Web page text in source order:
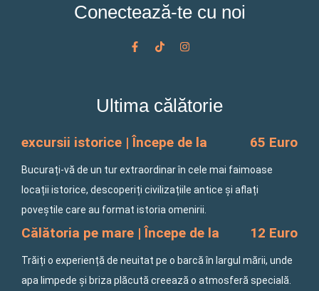
Conectează-te cu noi
F
a
o
k
f
T
i
I
n
r
a
Ultima călătorie
excursii istorice | Începe de la 65 Euro
Bucurați-vă de un tur extraordinar în cele mai faimoase
locații istorice, descoperiți civilizațiile antice și aflați
poveștile care au format istoria omenirii.
Călătoria pe mare | Începe de la 12 Euro
Trăiți o experiență de neuitat pe o barcă în largul mării, unde
apa limpede și briza plăcută creează o atmosferă specială.